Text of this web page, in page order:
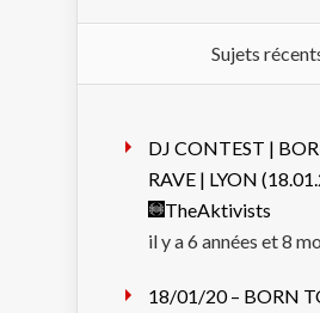
Sujets
DJ CONTEST |
RAVE | LYON
TheAktivists
il y a 6 années et 8
18/01/20 – BORN